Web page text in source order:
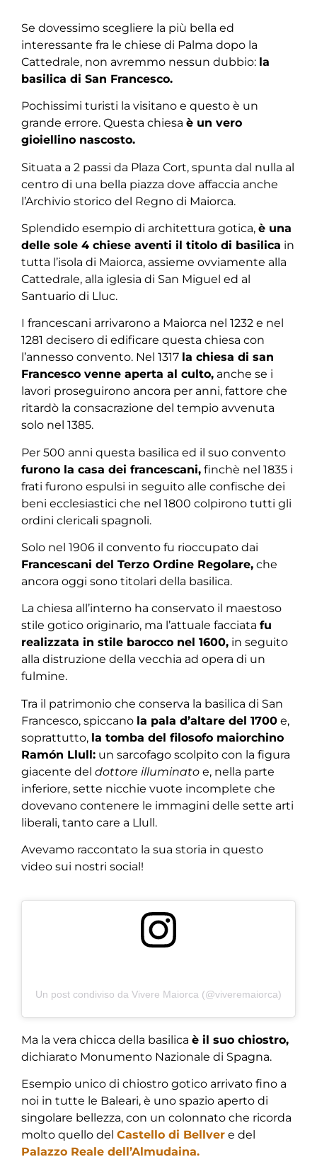
Se dovessimo scegliere la più bella ed
interessante fra le chiese di Palma dopo la
Cattedrale, non avremmo nessun dubbio: la
basilica di San Francesco.
Pochissimi turisti la visitano e questo è un
grande errore. Questa chiesa è un vero
gioiellino nascosto.
Situata a 2 passi da Plaza Cort, spunta dal nulla al
centro di una bella piazza dove affaccia anche
l’Archivio storico del Regno di Maiorca.
Splendido esempio di architettura gotica, è una
delle sole 4 chiese aventi il titolo di basilica in
tutta l’isola di Maiorca, assieme ovviamente alla
Cattedrale, alla iglesia di San Miguel ed al
Santuario di Lluc.
I francescani arrivarono a Maiorca nel 1232 e nel
1281 decisero di edificare questa chiesa con
l’annesso convento. Nel 1317 la chiesa di san
Francesco venne aperta al culto, anche se i
lavori proseguirono ancora per anni, fattore che
ritardò la consacrazione del tempio avvenuta
solo nel 1385.
Per 500 anni questa basilica ed il suo convento
furono la casa dei francescani, finchè nel 1835 i
frati furono espulsi in seguito alle confische dei
beni ecclesiastici che nel 1800 colpirono tutti gli
ordini clericali spagnoli.
Solo nel 1906 il convento fu rioccupato dai
Francescani del Terzo Ordine Regolare, che
ancora oggi sono titolari della basilica.
La chiesa all’interno ha conservato il maestoso
stile gotico originario, ma l’attuale facciata fu
realizzata in stile barocco nel 1600, in seguito
alla distruzione della vecchia ad opera di un
fulmine.
Tra il patrimonio che conserva la basilica di San
Francesco, spiccano la pala d’altare del 1700 e,
soprattutto, la tomba del filosofo maiorchino
Ramón Llull: un sarcofago scolpito con la figura
giacente del dottore illuminato e, nella parte
inferiore, sette nicchie vuote incomplete che
dovevano contenere le immagini delle sette arti
liberali, tanto care a Llull.
Avevamo raccontato la sua storia in questo
video sui nostri social!
Un post condiviso da Vivere Maiorca (@viveremaiorca)
Ma la vera chicca della basilica è il suo chiostro,
dichiarato Monumento Nazionale di Spagna.
Esempio unico di chiostro gotico arrivato fino a
noi in tutte le Baleari, è uno spazio aperto di
singolare bellezza, con un colonnato che ricorda
molto quello del Castello di Bellver e del
Palazzo Reale dell’Almudaina.